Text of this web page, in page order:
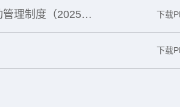
万集科技：董事和高级管理人员持有本公司股份及其变动管理制度（2025年7月） 下载
下载